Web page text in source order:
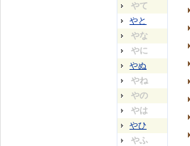
やて
やと
やな
やに
やぬ
やね
やの
やは
やひ
やふ